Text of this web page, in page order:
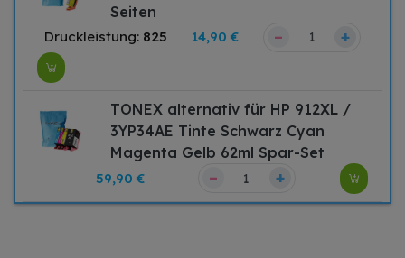
Seiten
Druckleistung: 825 14,90 € – +
TONEX alternativ für HP 912XL /
3YP34AE Tinte Schwarz Cyan
Magenta Gelb 62ml Spar-Set
59,90 € – +